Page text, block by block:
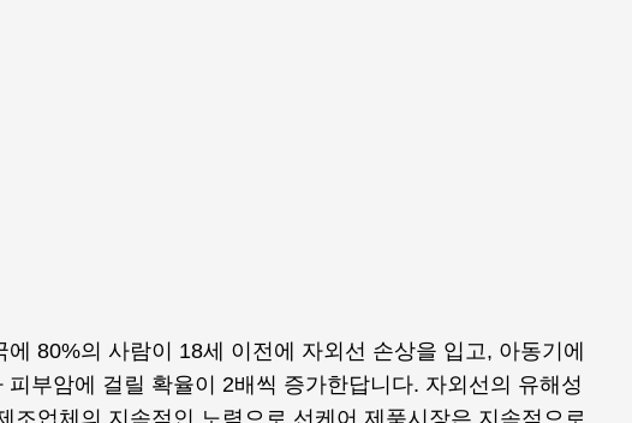
80%의 사람이 18세 이전에 자외선 손상을 입고, 아동기에
부암에 걸릴 확율이 2배씩 증가한답니다. 자외선의 유해성
조업체의 지속적인 노력으로 선케어 제품시장은 지속적으로